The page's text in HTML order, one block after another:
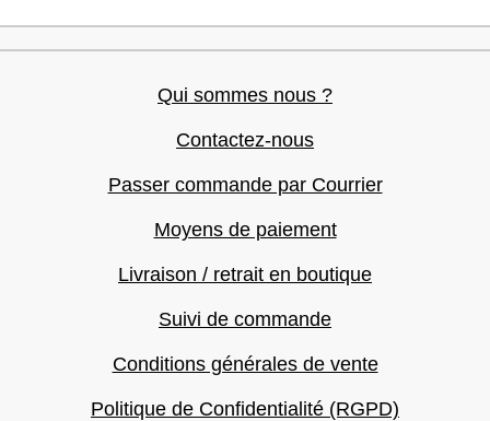
Qui sommes nous ?
Contactez-nous
Passer commande par Courrier
Moyens de paiement
Livraison / retrait en boutique
Suivi de commande
Conditions générales de vente
Politique de Confidentialité (RGPD)